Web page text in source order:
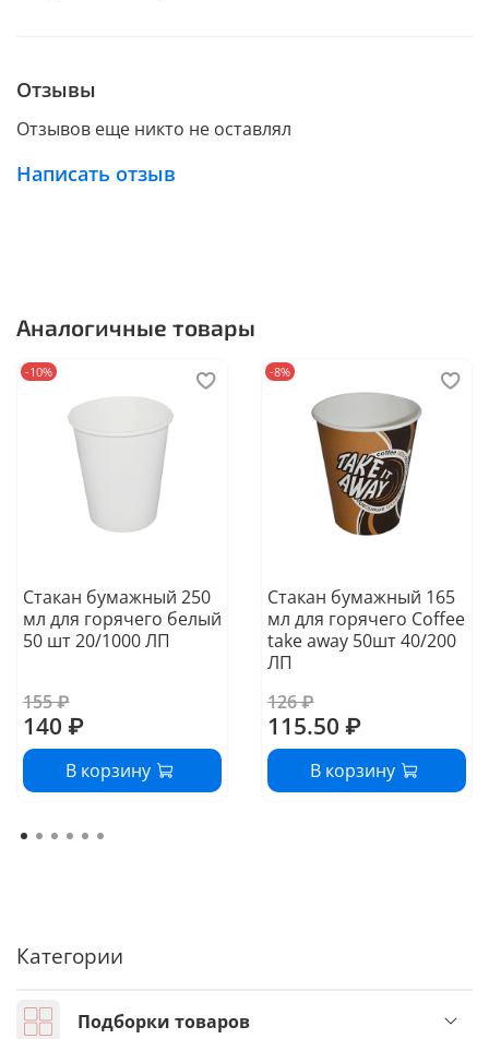
Отзывы
Отзывов еще никто не оставлял
Написать отзыв
Аналогичные товары
-10%
Стакан бумажный 250
мл для горячего белый
50 шт 20/1000 ЛП
155 ₽
140 ₽
В корзину
-8%
Стакан бумажный 165
мл для горячего Coffee
take away 50шт 40/200
ЛП
126 ₽
115.50 ₽
В корзину
Категории
Подборки товаров